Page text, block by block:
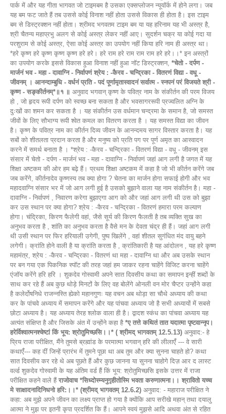
पार्क में और यह गीता भागवत जो टाइमबम है उसका एक्सप्लोजन न्यूयॉर्क में होने लगा। जब
यह बम फट जाते हैं तब उससे कोई विनाश नहीं होता उससे विकास ही होता है। इस टाइम
बम से डिस्ट्रक्शन नहीं होता। श्रीमद भगवतम टाइम बम या यह हरिनाम यह भी अस्त्र है,
श्री चैतन्य महाप्रभु अलग से कोई अस्त्र लेकर नहीं आए। सुदर्शन चक्र या कोई गदा या
परशुराम से कोई अस्त्र, ऐसा कोई अस्त्र का उपयोग नहीं किया हरि नाम ही अस्त्र था।
*हरे कृष्ण हरे कृष्ण कृष्ण कृष्ण हरे हरे। हरे राम हरे राम राम राम हरे हरे।।* इन अस्त्रों
का उपयोग करके इससे विकास हुआ विनाश नहीं हुआ नॉट डिस्ट्रक्शन, *चेतो - दर्पण -
मार्जनं भव - महा - दावाग्नि - निर्वापणं श्रेय : -कैरव - चन्द्रिका - वितरणं विद्या - वधू -
जीवनम् । आनन्दाम्बुधि - वर्धनं प्रति - पदं पूर्णामृतास्वादनं सर्वात्म - स्नपनं परं विजयते श्री -
कृष्ण - सङ्कीर्तनम्*॥१ ॥ अनुवाद भगवान् कृष्ण के पवित्र नाम के संकीर्तन की परम विजय
हो , जो हृदय रूपी दर्पण को स्वच्छ बना सकता है और भवसागररूपी प्रज्वलित अग्नि के
दुःखों का शमन कर सकता है । यह संकीर्तन उस वर्धमान चन्द्रमा के समान है, जो समस्त
जीवों के लिए सौभाग्य रूपी श्वेत कमल का वितरण करता है । यह समस्त विद्या का जीवन
है। कृष्ण के पवित्र नाम का कीर्तन दिव्य जीवन के आनन्दमय सागर विस्तार करता है। यह
सबों को शीतलता प्रदान करता है और मनुष्य को प्रति पग पर पूर्ण अमृत का आस्वादन
करने में समर्थ बनाता है । *श्रेय : -कैरव - चन्द्रिका - वितरणं विद्या - वधू - जीवनम् इस
संसार में चेतो - दर्पण - मार्जनं भव - महा - दावाग्नि - निर्वापणं जहां आग लगी है जगत में यह
शिक्षा अष्टकम की ओर हम बढ़े हैं। प्रथम शिक्षा अष्टकम में कहा है जो भी कीर्तन करेंगे जब
जब करेंगे, कीर्तनादेव कृष्णस्य तब क्या होगा ? चेतना का मार्जन होगा सफाई होगी और भव
महादवाग्नि संसार भर में जो आग लगी हुई है उसको बुझाने वाला यह नाम संकीर्तन है। महा -
दावाग्नि - निर्वापणं , निवारण करेगा बुझाएगा आग को और जहां आग लगी थी उस को बुझा
कर उस स्थान पर क्या होगा? श्रेय : -कैरव - चन्द्रिका - वितरणं हमारा परम कल्याण
होगा। चंद्रिका, किरण फैलेगी वहां, जैसे सूर्य की किरण फैलती है तब व्यक्ति सुख का
अनुभव करता है , शांति का अनुभव करता है वैसे मन के देवता चंद्र ही हैं। जहां आग लगी
थी उसी स्थान पर फिर हरियाली उगेगी, पुष्प खिलेंगे , वहां शीतल सुगंधित मंद वायु बहने
लगेगी। क्रांति होने वाली है या क्रांति करता है , क्रांतिकारी है यह आंदोलन , यह हरे कृष्ण
महामंत्र, श्रेय : -कैरव - चन्द्रिका - वितरणं था महा - दावाग्नि था और अब उसके स्थान
पर बन गया एक पिकनिक स्पॉट की तरह जहां हम जाकर रहना चाहेंगे विजिट करना चाहेंगे
एंजॉय करेंगे हरि हरि । शुकदेव गोस्वामी अपने सात दिवसीय कथा का समापन इन्हीं शब्दों के
साथ कर रहे हैं अब कुछ थोड़े मिनटों के लिए वह बोलेंगे ओनली वन मोर चैप्टर उन्होंने कहा
है कलेर्दोषनिधे राजन्नस्ति ह्येको महानगुणः यह वचन अब थोड़ा सा चौथे अध्याय की कथा
कर के पांचवे अध्याय में समापन करेंगे और यह पांचवा अध्याय जो है सभी अध्यायों में सबसे
छोटा अध्याय है। यह अध्याय तेरह श्लोक वाला ही है। द्वादश स्कंध का पांचवा अध्याय यह
अत्यंत संक्षिप्त है और जिसके अंत में उन्होंने कहा है *ए तत्ते कथितं तात यदात्मा पृष्टवान्नृप।
हरेर्विश्वात्मनश्चेष्टां किं भूय: श्रोतुमिच्छसि।।* ( श्रीमद् भागवतम् 12.5.13) अनुवाद:- हे
प्रिय राजा परीक्षित, मैंने तुमसे ब्रह्मांड के परमात्मा भगवान् हरि की लीलाएंँ --- वे सारी
कथाएंँ--- कह दीं जिन्हें प्रारंभ में तुमने पूछा था अब तुम और क्या सुनना चाहते हो? कथा
सात दिवसीय कर रहे थे अब पूछते हैं और कुछ जानना या सुनना चाहोगे दिज़ आर द लास्ट
वर्ल्ड शुकदेव गोस्वामी के यह अंतिम वर्ड हैं किं भूय: श्रोतुमिच्छसि इसके उत्तर में राजा
परीक्षित कहने वाले हैं राजोवाच *सिध्दोस्म्यनुगृहीतोस्मि भवता करुणात्मना।। श्रावितो यच्च
मे साक्षादनादिनिधनो हरि:।।* (श्रीमद् भागवतम् 12.6.2) अनुवाद: - महाराज परीक्षित ने
कहा: अब मुझे अपने जीवन का लक्ष्य प्राप्त हो गया है क्योंकि आप सरीखे महान् तथा दयालु
आत्मा ने मुझ पर इतनी कृपा प्रदर्शित कि हैं। आपने स्वयं मुझसे आदि अथवा अंत से रहित